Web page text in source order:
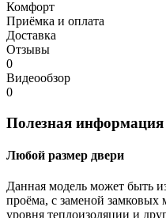
Комфорт
Приёмка и оплата
Доставка
Отзывы
0
Видеообзор
0
Полезная информация
Любой размер двери
Данная модель может быть
проёма, с заменой замковых
уровня теплоизоляции и